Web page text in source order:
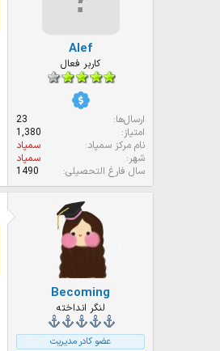
Alef
کاربر فعال
ارسال‌ها
23
امتیاز
1,380
نام مرکز سمپاد
سمپاد
شهر
سمپاد
سال فارغ التحصیلی
1490
Becoming
لنگر انداخته
عضو کادر مدیریت